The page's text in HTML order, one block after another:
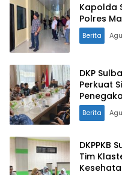
Kapolda
Berita
DKP
Perkuat
Laut
Berita
DKPPKB
Tim